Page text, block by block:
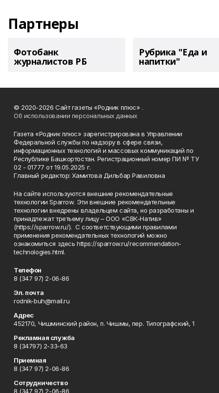
Партнеры
Фотобанк
журналистов РБ
Рубрика "Еда и
напитки"
© 2020-2026 Сайт газеты «Родник плюс» .
Об использовании персональных данных
Газета «Родник плюс» зарегистрирована в Управлении
Федеральной службы по надзору в сфере связи,
информационных технологий и массовых коммуникаций по
Республике Башкортостан. Регистрационный номер ПИ № ТУ
02 - 01777 от 19.05.2025 г.
Главный редактор: Хамитова Дильбар Равиловна
На сайте используются внешние рекомендательные
технологии Sparrow. Эти внешние рекомендательные
технологии внедрены владельцем сайта, но разработаны и
принадлежат третьему лицу – ООО «СВК-Натив»
(https://sparrow.ru/). С соответствующими правилами
применения рекомендательных технологий можно
ознакомиться здесь https://sparrow.ru/recommendation-
technologies.html.
Телефон
8 (347 97) 2-06-86
Эл. почта
rodnik-buh@mail.ru
Адрес
452170, Чишминский район, п. Чишмы, пер. Типографский, 1
Рекламная служба
8 (34797) 2-33-63
Приемная
8 (347 97) 2-06-86
Сотрудничество
8 (347 97) 2-06-86